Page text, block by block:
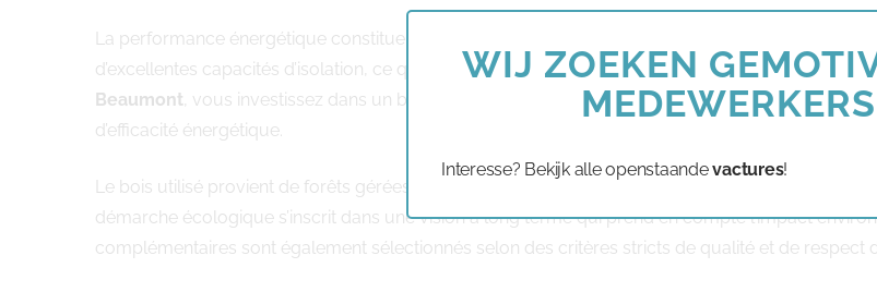
La performance énergétique constitue un critère déterminant dans tout projet de construction
d’excellentes capacités d’isolation, ce qui se traduit par des économies d’énergie substantielles
Beaumont , vous investissez dans un bâtiment qui répond aux normes environnementales les
d’efficacité énergétique.
Le bois utilisé provient de forêts gérées durablement, garantissant un approvisionnement
démarche écologique s’inscrit dans une vision à long terme qui prend en compte l’impact
complémentaires sont également sélectionnés selon des critères stricts de qualité et de respect
WIJ ZOEKEN
Interesse? Bekijk alle openstaandevactures!